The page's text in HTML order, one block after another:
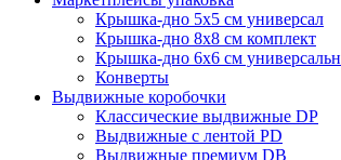
Крышка-дно 5x5 см универсал
Крышка-дно 8x8 см комплект
Крышка-дно 6x6 см
Конверты
Выдвижные коробочки
Классические выдвижные DP
Выдвижные с лентой PD
Выдвижные премиум DB